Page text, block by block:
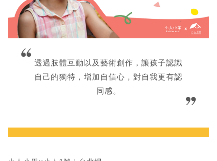
透過肢體互動以及藝術創作，讓孩子認識
自己的獨特，增加自信心，對自我更有認
同感。